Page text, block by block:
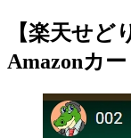
【楽天せど
Amazonカ